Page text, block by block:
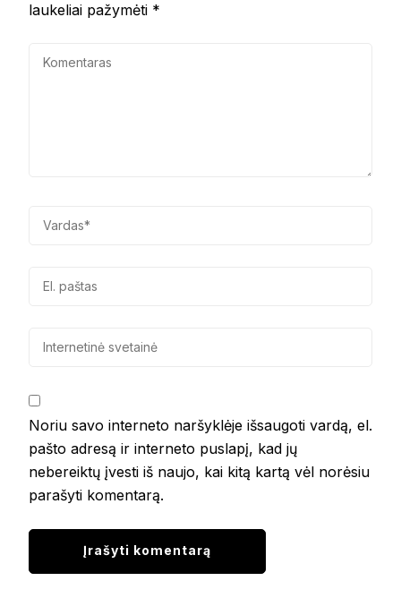
laukeliai pažymėti *
Noriu savo interneto naršyklėje išsaugoti vardą, el.
pašto adresą ir interneto puslapį, kad jų
nebereiktų įvesti iš naujo, kai kitą kartą vėl norėsiu
parašyti komentarą.